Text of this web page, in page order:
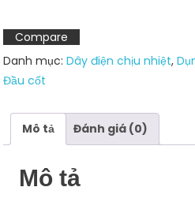
Compare
Danh mục:Dây điện chịu nhiệt,
Đầu cốt
Mô tả Đánh giá (0)
Mô tả